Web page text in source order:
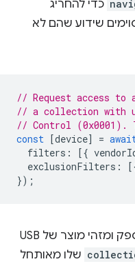
כדי להחריג
שידוע שהם לא
// Request access to
// a collection with
// Control (0x0001).
const [device] =
filters : [{
exclusionFilters :
});
מכיל מזהי ספק ומזהי מוצר של USB
שלו מאותחל